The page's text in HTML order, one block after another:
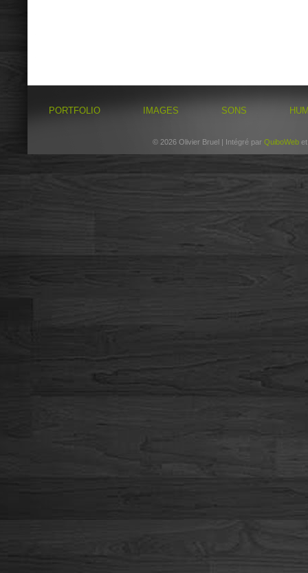
PORTFOLIO IMAGES SONS
© 2026 Olivier Bruel | Intégré par QuiboWeb